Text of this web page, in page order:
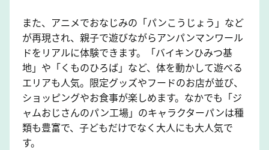
また、アニメでおなじみの「パンこうじょう」など
が再現され、親子で遊びながらアンパンマンワール
ドをリアルに体験できます。「バイキンひみつ基
地」や「くものひろば」など、体を動かして遊べる
エリアも人気。限定グッズやフードのお店が並び、
ショッピングやお食事が楽しめます。なかでも「ジ
ャムおじさんのパン工場」のキャラクターパンは種
類も豊富で、子どもだけでなく大人にも大人気で
す。